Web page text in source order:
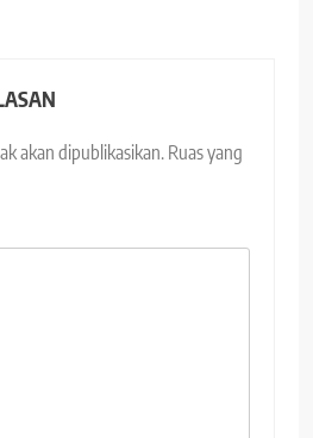
akan dipublikasikan. Ruas yang